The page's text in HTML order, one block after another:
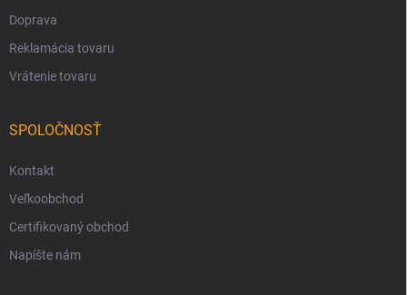
Doprava
Reklamácia tovaru
Vrátenie tovaru
SPOLOČNOSŤ
Kontakt
Veľkoobchod
Certifikovaný obchod
Napíšte nám